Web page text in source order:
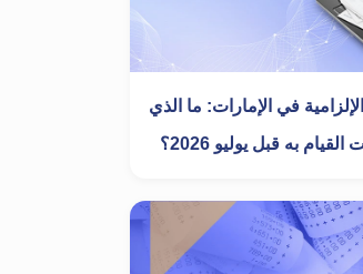
الإلزامية في الإمارات: ما الذي
به قبل يوليو 2026؟